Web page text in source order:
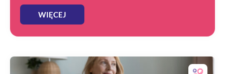
WIĘCEJ